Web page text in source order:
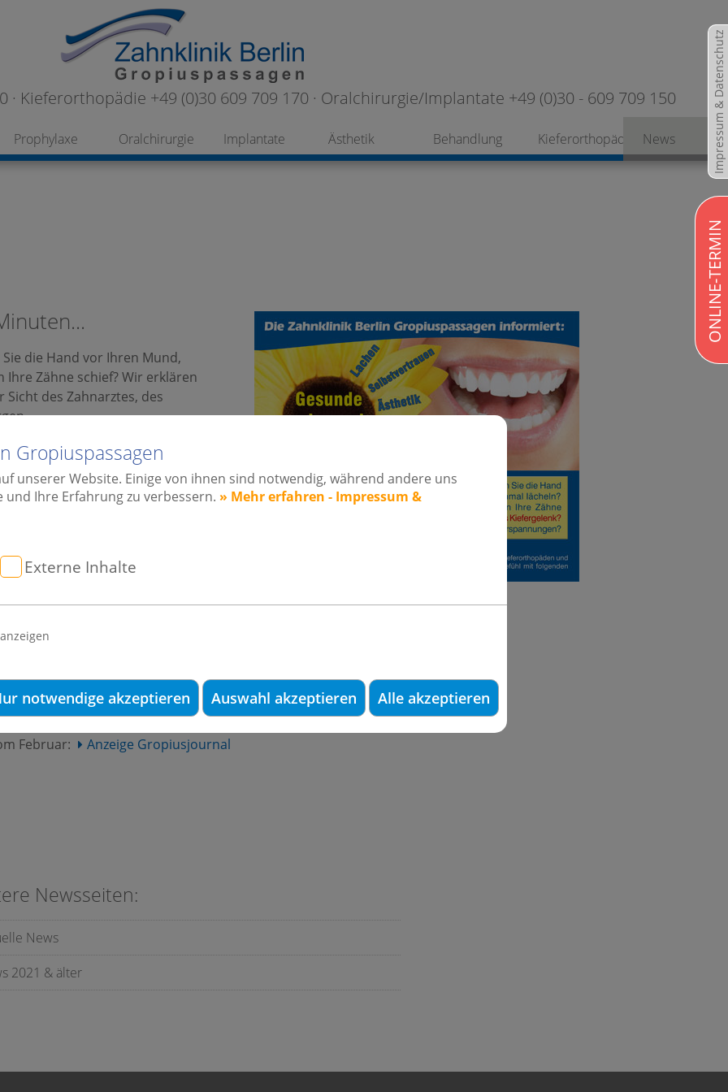
Gropiuspassagen
unserer Website. Einige von ihnen sind notwendig, während andere uns
und Ihre Erfahrung zu verbessern. » Mehr erfahren - Impressum &
Externe Inhalte
notwendige akzeptieren Auswahl akzeptieren Alle akzeptieren
Impressum & Datenschutz
ONLINE-TERMIN
Kieferorthopädie +49 (0)30 609 709 170 · Oralchirurgie/Implantate +49 (0)30 - 609 709 150
Prophylaxe Oralchirurgie Implantate Ästhetik Behandlung Kieferorthopädie News
die Hand vor Ihren Mund,
Ihre Zähne schief? Wir erklären
des Zahnarztes, des
und schmerzt das Kiefergelenk?
und erklären wir Ihnen das
Wir können Ihnen so helfen,
folgenden
für ein permanentes Zahnweiss
sanften Zahnaufhellungsmethode.
Februar:
Anzeige Gropiusjournal
Newsseiten:
News
2021 & älter